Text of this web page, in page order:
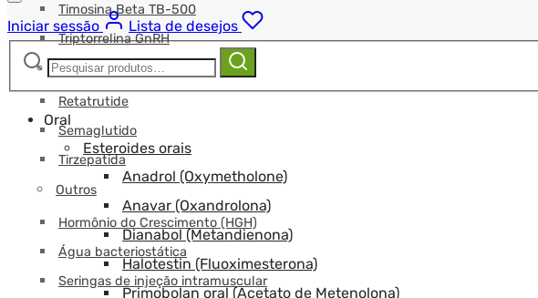
Timosina Beta TB-500
Triptorrelina GnRH
Perda de peso
Retatrutide
Semaglutido
Tirzepatida
Outros
Hormônio do Crescimento (HGH)
Água bacteriostática
Seringas de injeção intramuscular
Iniciar sessão
Lista de desejos
Pesquisar
Pesquisa
Oral
Esteroides orais
Anadrol (Oxymetholone)
Anavar (Oxandrolona)
Dianabol (Metandienona)
Halotestin (Fluoximesterona)
Primobolan oral (Acetato de Metenolona)